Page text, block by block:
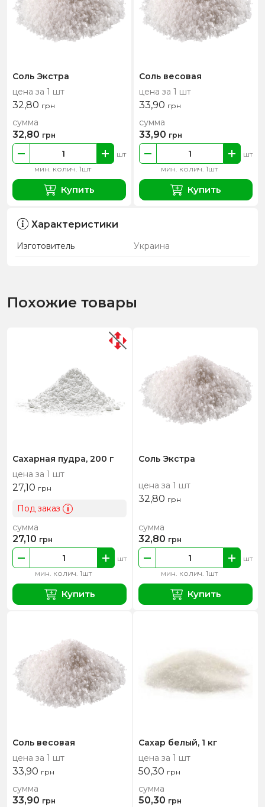
Соль Экстра
цена за 1 шт
32,80 грн
мин. колич. 1шт
шт
сумма
32,80 грн
Купить
Соль весовая
цена за 1 шт
33,90 грн
мин. колич. 1шт
шт
сумма
33,90 грн
Купить
Характеристики
Изготовитель Украина
Похожие товары
Сахарная пудра, 200 г
цена за 1 шт
27,10 грн
Под заказ i
мин. колич. 1шт
шт
сумма
27,10 грн
Купить
Соль Экстра
цена за 1 шт
32,80 грн
мин. колич. 1шт
шт
сумма
32,80 грн
Купить
Соль весовая
цена за 1 шт
33,90 грн
сумма
33,90 грн
Сахар белый, 1 кг
цена за 1 шт
50,30 грн
сумма
50,30 грн